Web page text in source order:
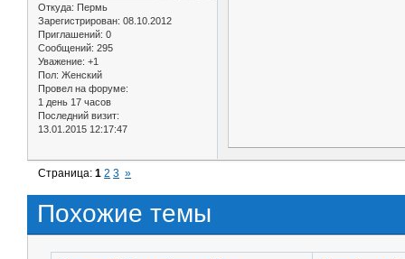
Откуда: Пермь
Зарегистрирован: 08.10.2012
Приглашений: 0
Сообщений: 295
Уважение: +1
Пол: Женский
Провел на форуме:
1 день 17 часов
Последний визит:
13.01.2015 12:17:47
Страница:1 2 3 »
Похожие темы